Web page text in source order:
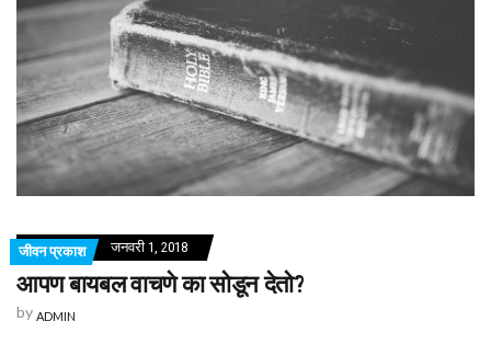
जीवन प्रकाश जनवरी 1, 2018
आपण बायबल वाचणे का सोडून देतो?
by ADMIN